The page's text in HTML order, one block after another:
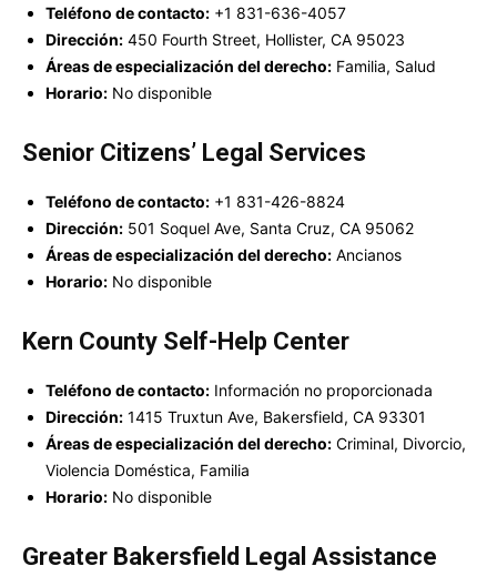
Teléfono de contacto: +1 831-636-4057
Dirección: 450 Fourth Street, Hollister, CA 95023
Áreas de especialización del derecho: Familia, Salud
Horario: No disponible
Senior Citizens’ Legal Services
Teléfono de contacto: +1 831-426-8824
Dirección: 501 Soquel Ave, Santa Cruz, CA 95062
Áreas de especialización del derecho: Ancianos
Horario: No disponible
Kern County Self-Help Center
Teléfono de contacto: Información no proporcionada
Dirección: 1415 Truxtun Ave, Bakersfield, CA 93301
Áreas de especialización del derecho: Criminal, Divorcio,
Violencia Doméstica, Familia
Horario: No disponible
Greater Bakersfield Legal Assistance